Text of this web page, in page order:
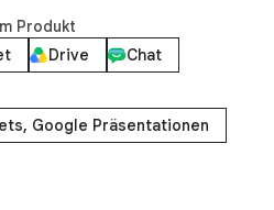
Produkt
Drive
Chat
Google Präsentationen